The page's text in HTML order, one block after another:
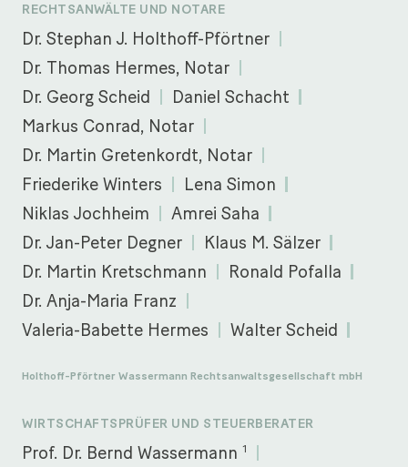
RECHTSANWÄLTE UND NOTARE
Dr. Stephan J. Holthoff-Pförtner
Dr. Thomas Hermes, Notar
Dr. Georg Scheid
Daniel Schacht
Markus Conrad, Notar
Dr. Martin Gretenkordt, Notar
Friederike Winters
Lena Simon
Niklas Jochheim
Amrei Saha
Dr. Jan-Peter Degner
Klaus M. Sälzer
Dr. Martin Kretschmann
Ronald Pofalla
Dr. Anja-Maria Franz
Valeria-Babette Hermes
Walter Scheid
Holthoff-Pförtner Wassermann Rechtsanwaltsgesellschaft mbH
WIRTSCHAFTSPRÜFER UND STEUERBERATER
Prof. Dr. Bernd Wassermann 1